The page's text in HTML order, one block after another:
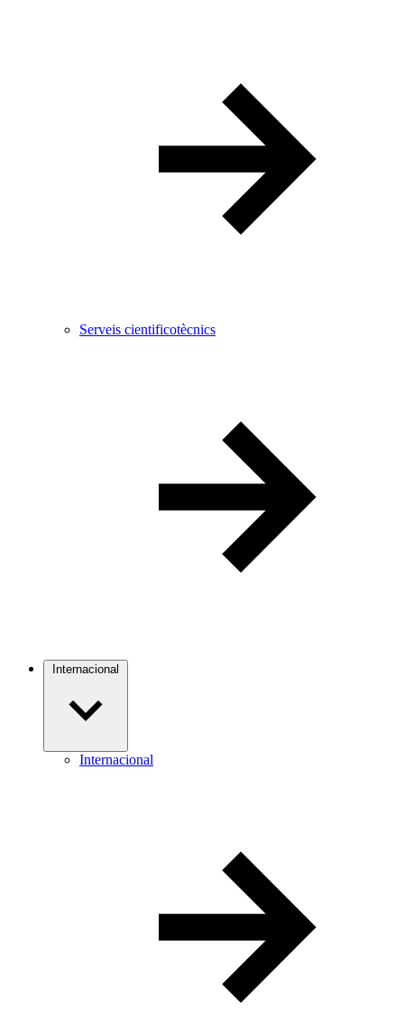
Serveis cientificotècnics
Internacional
Internacional